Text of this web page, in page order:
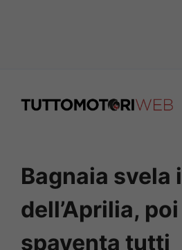
Bagnaia svela
dell’Aprilia,
spaventa tutti